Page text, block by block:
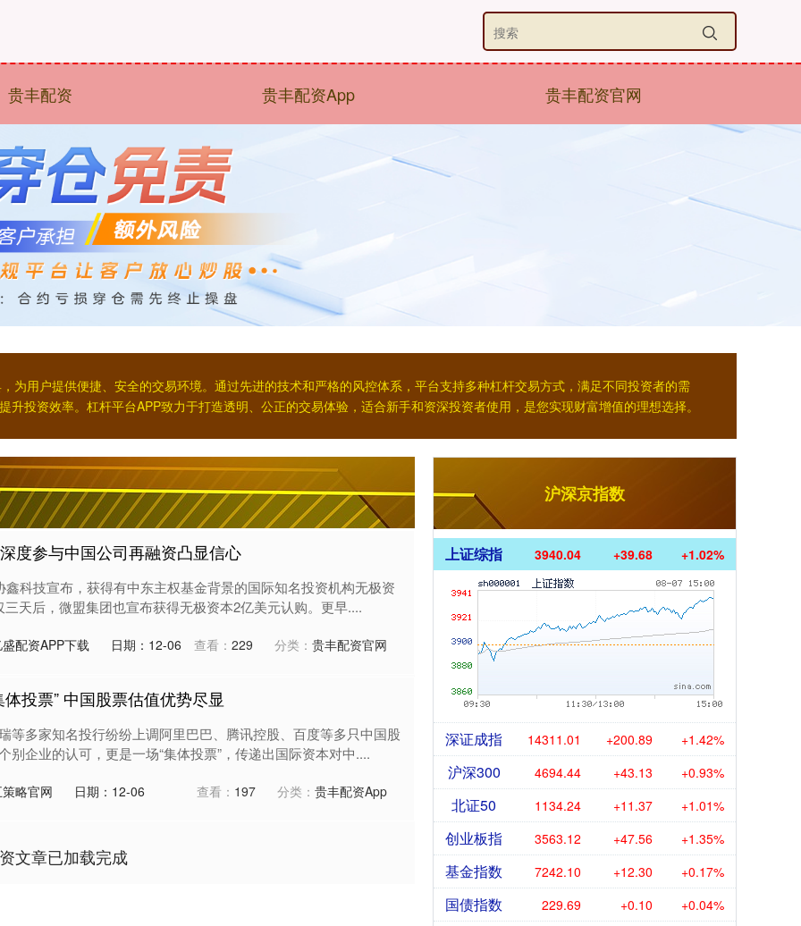
贵丰配资 贵丰配资App 贵丰配资官网
为用户提供便捷、安全的交易环境。通过先进的技术和严格的风控体系，平台支持多种杠杆交易方式，满足不同投资者的需
投资效率。杠杆平台APP致力于打造透明、公正的交易体验，适合新手和资深投资者使用，是您实现财富增值的理想选择。
度参与中国公司再融资凸显信心
科技宣布，获得有中东主权基金背景的国际知名投资机构无极资
天后，微盟集团也宣布获得无极资本2亿美元认购。更早....
配资APP下载 日期：12-06 查看： 229 分类： 贵丰配资官网
投票” 中国股票估值优势尽显
等多家知名投行纷纷上调阿里巴巴、腾讯控股、百度等多只中国股
别企业的认可，更是一场“集体投票”，传递出国际资本对中....
略官网 日期：12-06 查看： 197 分类： 贵丰配资App
文章已加载完成
沪深京指数
上证综指 3940.04 +39.68 +1.02%
深证成指 14311.01 +200.89 +1.42%
沪深300 4694.44 +43.13 +0.93%
北证50 1134.24 +11.37 +1.01%
创业板指 3563.12 +47.56 +1.35%
基金指数 7242.10 +12.30 +0.17%
国债指数 229.69 +0.10 +0.04%